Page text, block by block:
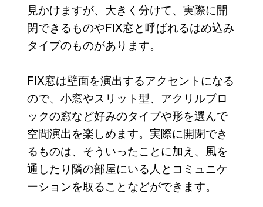
見かけますが、大きく分けて、実際に開
閉できるものやFIX窓と呼ばれるはめ込み
タイプのものがあります。
FIX窓は壁面を演出するアクセントになる
ので、小窓やスリット型、アクリルブロ
ックの窓など好みのタイプや形を選んで
空間演出を楽しめます。実際に開閉でき
るものは、そういったことに加え、風を
通したり隣の部屋にいる人とコミュニケ
ーションを取ることなどができます。